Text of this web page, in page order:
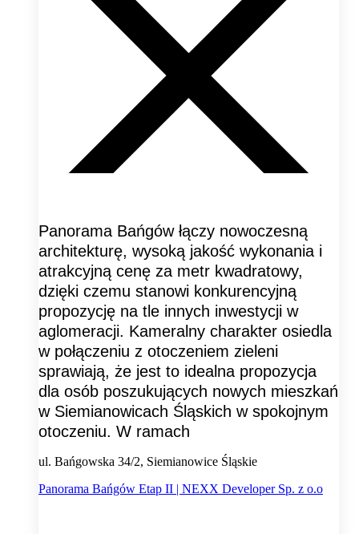
Panorama Bańgów łączy nowoczesną
architekturę, wysoką jakość wykonania i
atrakcyjną cenę za metr kwadratowy,
dzięki czemu stanowi konkurencyjną
propozycję na tle innych inwestycji w
aglomeracji. Kameralny charakter osiedla
w połączeniu z otoczeniem zieleni
sprawiają, że jest to idealna propozycja
dla osób poszukujących nowych mieszkań
w Siemianowicach Śląskich w spokojnym
otoczeniu. W ramach
ul. Bańgowska 34/2, Siemianowice Śląskie
Panorama Bańgów Etap II | NEXX Developer Sp. z o.o